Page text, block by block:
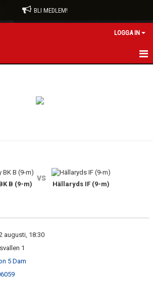
BLI MEDLEM!
LOGGA IN
B (9-m)
vs
Hällaryds IF (9-m)
augusti, 18:30
1
5 Dam